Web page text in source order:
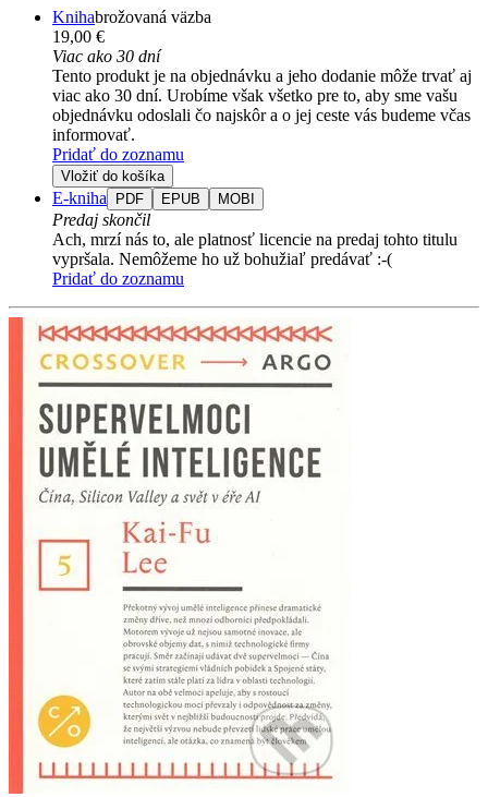
Knihabrožovaná väzba
19,00 €
Viac ako 30 dní
Tento produkt je na objednávku a jeho dodanie môže trvať aj
viac ako 30 dní. Urobíme však všetko pre to, aby sme vašu
objednávku odoslali čo najskôr a o jej ceste vás budeme včas
informovať.
Pridať do zoznamu
Vložiť do košíka
E-kniha PDF EPUB MOBI
Predaj skončil
Ach, mrzí nás to, ale platnosť licencie na predaj tohto titulu
vypršala. Nemôžeme ho už bohužiaľ predávať :-(
Pridať do zoznamu